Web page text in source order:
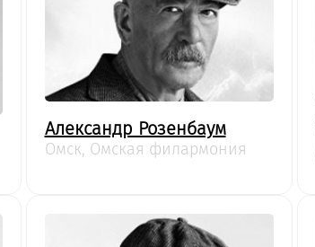
Александр Розенбаум
Омск, Омская филармония